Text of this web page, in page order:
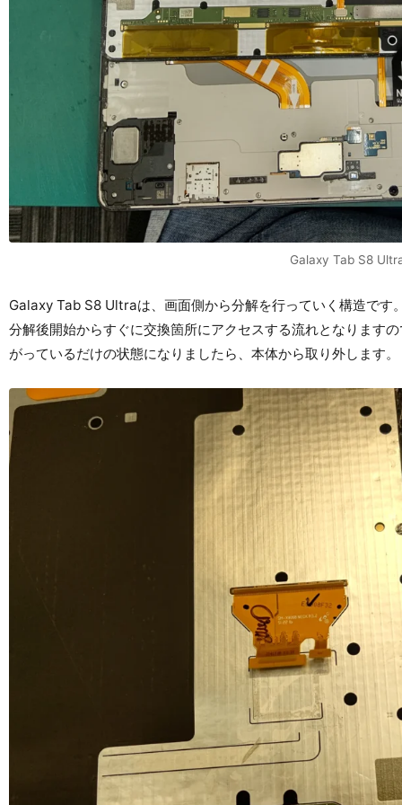
Galaxy Tab S8
Galaxy Tab S8 Ultraは、画面側から分解を行っていく構造です
分解後開始からすぐに交換箇所にアクセスする流れとなります
がっているだけの状態になりましたら、本体から取り外します。